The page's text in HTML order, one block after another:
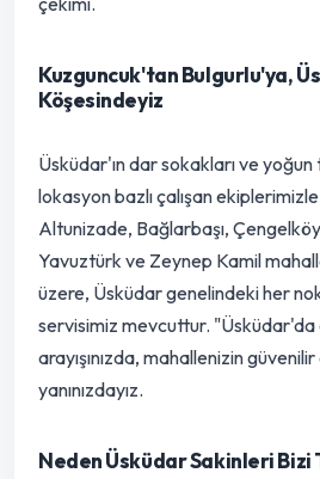
Kuzguncuk'tan Bulgurlu'ya,
Köşesindeyiz
Üsküdar'ın dar sokakları ve
lokasyon bazlı çalışan ekiplerimizle
Altunizade, Bağlarbaşı,
Yavuztürk ve Zeynep Kamil
üzere, Üsküdar genelindeki her
servisimiz mevcuttur. "Üsküdar'da
arayışınızda, mahallenizin
yanınızdayız.
Neden Üsküdar Sakinleri Bizi